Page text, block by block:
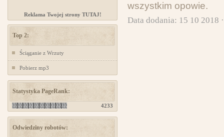
Reklama Twojej strony TUTAJ!
Top 2:
Ściąganie z Wrzuty
Pobierz mp3
Statystyka PageRank:
4233
Odwiedziny robotów:
wszystkim opowie.
Data dodania: 15 10 2018